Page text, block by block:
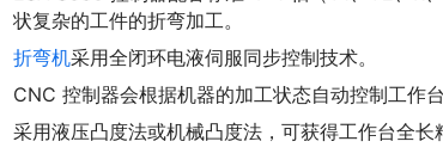
状复杂的工件的折弯加工。
折弯机采用全闭环电液伺服同步控制技术。
CNC 控制器会根据机器的加工状态自动控制工作
采用液压凸度法或机械凸度法，可获得工作台全长